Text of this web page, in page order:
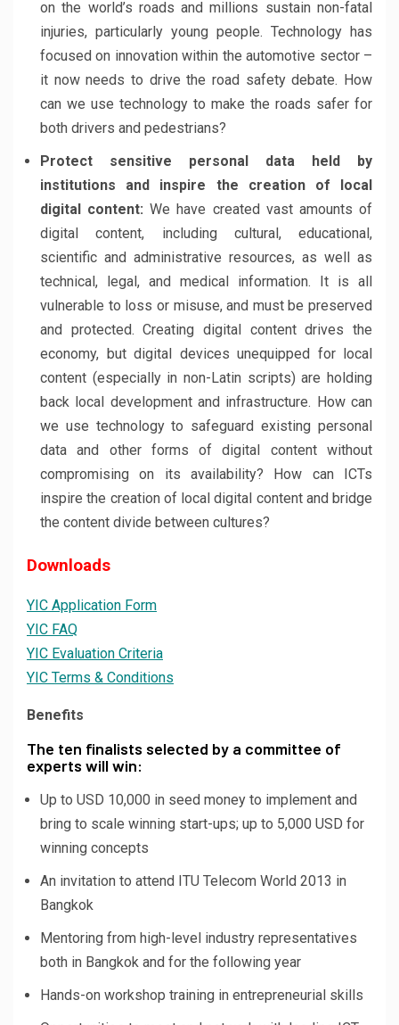
on the world’s roads and millions sustain non-fatal
injuries, particularly young people. Technology has
focused on innovation within the automotive sector –
it now needs to drive the road safety debate. How
can we use technology to make the roads safer for
both drivers and pedestrians?
Protect sensitive personal data held by
institutions and inspire the creation of local
digital content:We have created vast amounts of
digital content, including cultural, educational,
scientific and administrative resources, as well as
technical, legal, and medical information. It is all
vulnerable to loss or misuse, and must be preserved
and protected. Creating digital content drives the
economy, but digital devices unequipped for local
content (especially in non-Latin scripts) are holding
back local development and infrastructure. How can
we use technology to safeguard existing personal
data and other forms of digital content without
compromising on its availability? How can ICTs
inspire the creation of local digital content and bridge
the content divide between cultures?
Downloads
YIC Application Form
YIC FAQ
YIC Evaluation Criteria
YIC Terms & Conditions
Benefits
The ten finalists selected by a committee of
experts will win:
Up to USD 10,000 in seed money to implement and
bring to scale winning start-ups; up to 5,000 USD for
winning concepts
An invitation to attend ITU Telecom World 2013 in
Bangkok
Mentoring from high-level industry representatives
both in Bangkok and for the following year
Hands-on workshop training in entrepreneurial skills